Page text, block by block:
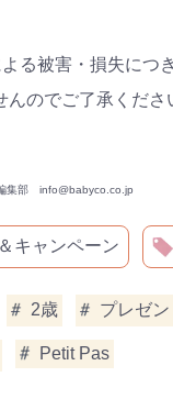
る被害・損失につ
んのでご了承くださ
集部 info@babyco.co.jp
キャンペーン
2歳 プレゼン
Petit Pas